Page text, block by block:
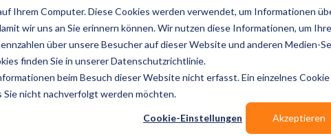
Ihrem Computer. Diese Cookies werden verwendet, um Informationen
wir uns an Sie erinnern können. Wir nutzen diese Informationen, um
über unsere Besucher auf dieser Website und anderen Medien-
finden Sie in unserer Datenschutzrichtlinie.
beim Besuch dieser Website nicht erfasst. Ein einzelnes
Sie nicht nachverfolgt werden möchten.
Cookie-Einstellungen Akzeptieren
Publikationen Branchen-
Wir suchen für Dich